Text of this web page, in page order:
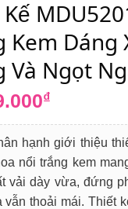
Kem Dáng
Và Ngọt
₫
tại
là:
hạnh giới thiệu
nổi trắng kem
vải dày vừa, đứng
vẫn thoải mái. Thiết